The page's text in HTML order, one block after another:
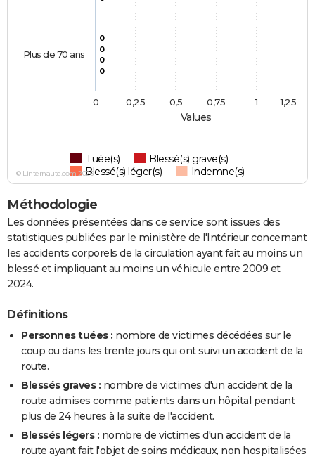
Values
0
0
0
0
Tuée(s)
Blessé(s) grave(s)
Blessé(s) léger(s)
Indemne(s)
Plus de 70 ans
0 1
0,25 0,5 0,75 1,25
© Linternaute.com 2026
Méthodologie
Les données présentées dans ce service sont issues des
statistiques publiées par le ministère de l'Intérieur concernant
les accidents corporels de la circulation ayant fait au moins un
blessé et impliquant au moins un véhicule entre 2009 et
2024.
Définitions
Personnes tuées : nombre de victimes décédées sur le
coup ou dans les trente jours qui ont suivi un accident de la
route.
Blessés graves : nombre de victimes d'un accident de la
route admises comme patients dans un hôpital pendant
plus de 24 heures à la suite de l'accident.
Blessés légers : nombre de victimes d'un accident de la
route ayant fait l'objet de soins médicaux, non hospitalisées